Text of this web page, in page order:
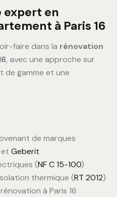
expert en
à Paris 16
faire dans la rénovation
, avec une approche sur
de gamme et une
de marques
et Geberit
(NF C 15-100)
thermique (RT 2012)
à Paris 16